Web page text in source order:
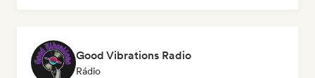
Good Vibrations Radio
Rádio